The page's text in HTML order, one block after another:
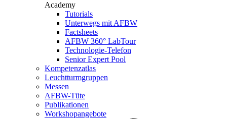
Academy
Tutorials
Unterwegs mit AFBW
Factsheets
AFBW 360° LabTour
Technologie-Telefon
Senior Expert Pool
Kompetenzatlas
Leuchtturm­gruppen
Messen
AFBW-Tüte
Publikationen
Workshopangebote